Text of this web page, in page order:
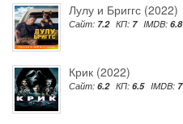
Лулу и Бриггс (2022)
Сайт: 7.2 КП: 7 IMDB: 6.8
Крик (2022)
Сайт: 6.2 КП: 6.5 IMDB: 7